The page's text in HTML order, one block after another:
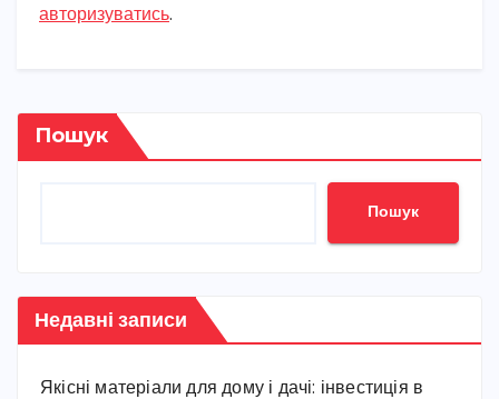
авторизуватись.
Пошук
Пошук
Недавні записи
Якісні матеріали для дому і дачі: інвестиція в